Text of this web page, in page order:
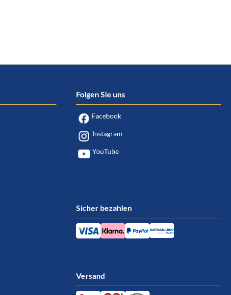
Folgen Sie uns
Facebook
Instagram
YouTube
Sicher bezahlen
Versand